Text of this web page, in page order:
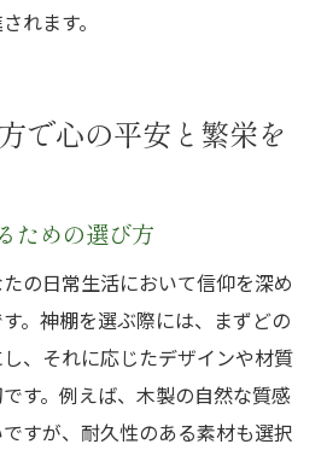
れます。
で心の平安と繁栄を
ための選び方
の日常生活において信仰を深め
。神棚を選ぶ際には、まずどの
、それに応じたデザインや材質
す。例えば、木製の自然な質感
すが、耐久性のある素材も選択